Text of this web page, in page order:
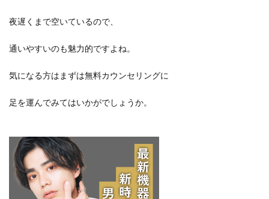
夜遅くまで空いているので、
通いやすいのも魅力的ですよね。
気になる方はまずは無料カウンセリングに
足を運んでみてはいかがでしょうか。